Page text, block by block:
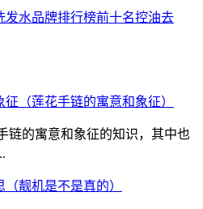
发水品牌排行榜前十名控油去
（莲花手链的寓意和象征）
链的寓意和象征的知识，其中也
靓机是不是真的）